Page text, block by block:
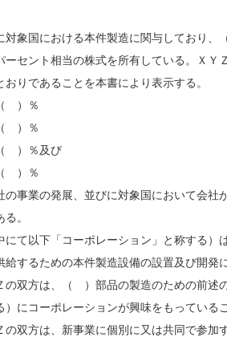
対象国における本件製造に関与しており
セント相当の株式を所有している。ＸＹ
おりであることを本書により表示する。
）％
）％
）％及び
）％
の事業の発展、並びに対象国において会
。
にて以下「コーポレーション」と称する
するための本件製造設備の設置及び開発
の双方は、（ ）部品の製造のための前述
）にコーポレーションが興味をもっている
の双方は、新事業に個別に又は共同で参